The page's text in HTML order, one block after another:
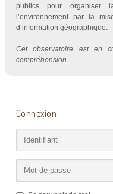
publics pour organiser
l’environnement par la
d’information géographique.
Cet observatoire est en
compréhension.
Connexion